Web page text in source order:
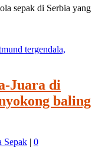
sepak di Serbia yang
Juara di
baling
Sepak | 0